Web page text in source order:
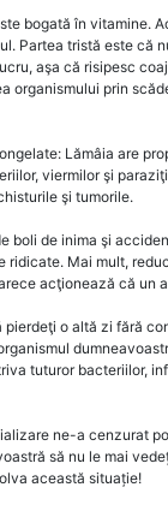
bogată în vitamine.
Partea tristă este că
aşa că risipesc
organismului prin
Lămâia are
viermilor şi
şi tumorile.
boli de inima şi
ridicate. Mai mult,
acţionează că un
pierdeţi o altă zi fără
tuturor bacteriilor,
ne-a cenzurat
să nu le mai
această situație!